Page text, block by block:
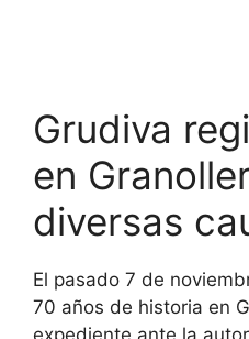
Grudiva
en
diversas
El pasado 7 de
70 años de historia en
expediente ante la